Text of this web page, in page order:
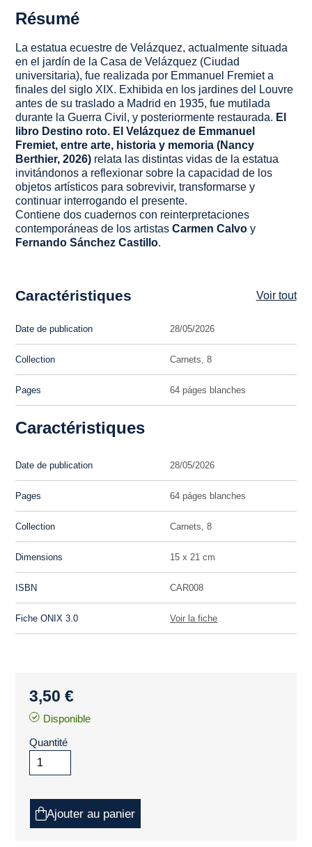
Résumé
La estatua ecuestre de Velázquez, actualmente situada
en el jardín de la Casa de Velázquez (Ciudad
universitaria), fue realizada por Emmanuel Fremiet a
finales del siglo XIX. Exhibida en los jardines del Louvre
antes de su traslado a Madrid en 1935, fue mutilada
durante la Guerra Civil, y posteriormente restaurada. El
libro Destino roto. El Velázquez de Emmanuel
Fremiet, entre arte, historia y memoria (Nancy
Berthier, 2026) relata las distintas vidas de la estatua
invitándonos a reflexionar sobre la capacidad de los
objetos artísticos para sobrevivir, transformarse y
continuar interrogando el presente.
Contiene dos cuadernos con reinterpretaciones
contemporáneas de los artistasCarmen Calvo y
Fernando Sánchez Castillo.
Caractéristiques Voir tout
Date de publication 28/05/2026
Collection Carnets, 8
Pages 64 páges blanches
Caractéristiques
Date de publication 28/05/2026
Pages 64 páges blanches
Collection Carnets, 8
Dimensions 15 x 21 cm
ISBN CAR008
Fiche ONIX 3.0 Voir la fiche
3,50 €
Disponible
Quantité
Ajouter au panier